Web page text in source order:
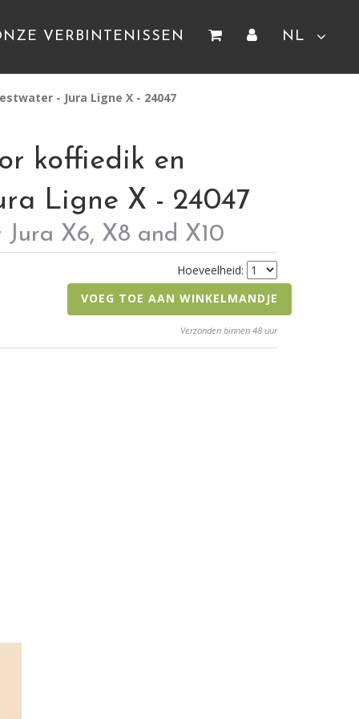
VERBINTENISSEN NL
- Jura Ligne X - 24047
koffiedik en
Ligne X - 24047
X6, X8 and X10
Hoeveelheid:
VOEG TOE AAN WINKELMANDJE
Verzonden binnen 48 uur